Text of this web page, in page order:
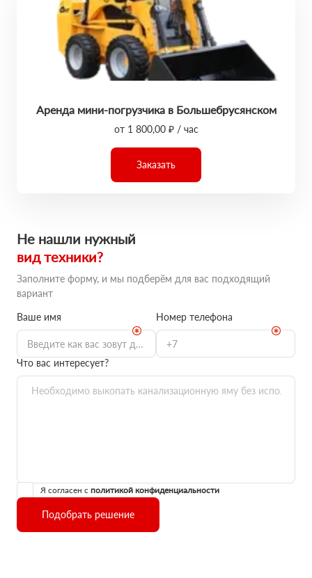
Аренда мини-погрузчика в Большебрусянском
от 1 800,00 ₽ / час
Заказать
Не нашли нужный
вид техники?
Заполните форму, и мы подберём для вас подходящий
вариант
Ваше имя
Номер телефона
Что вас интересует?
Я согласен с политикой конфиденциальности
Подобрать решение